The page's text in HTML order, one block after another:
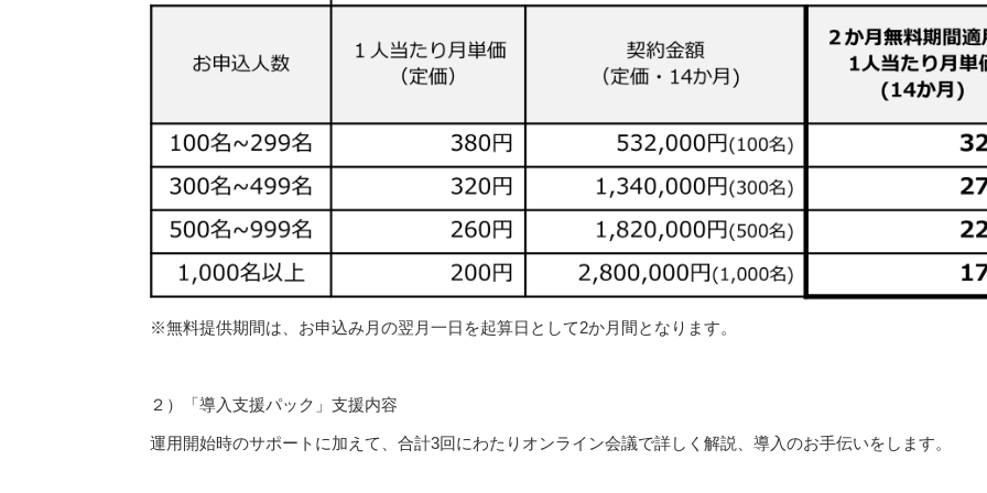
※無料提供期間は、お申込み月の翌月一日を起算日として2か月間となります。
２）「導入支援パック」支援内容
運用開始時のサポートに加えて、合計3回にわたりオンライン会議で詳しく解説、導入のお手伝いをします。